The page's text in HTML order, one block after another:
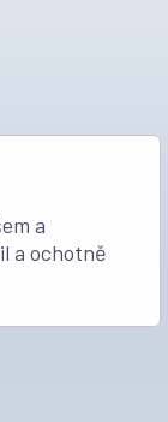
a
a ochotně